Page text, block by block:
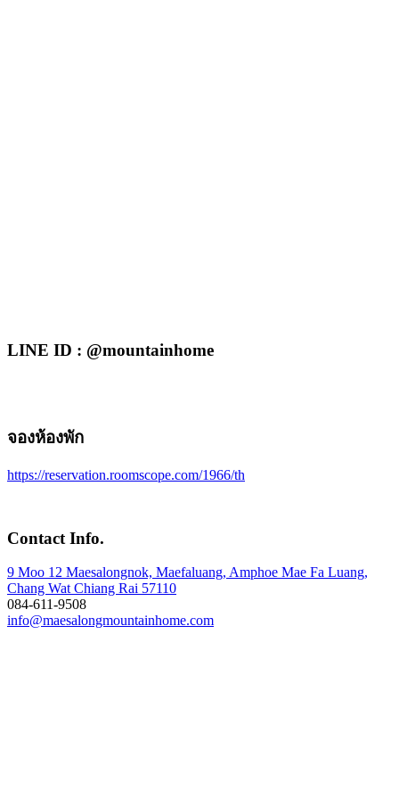
LINE ID : @mountainhome
จองห้องพัก
https://reservation.roomscope.com/1966/th
Contact Info.
9 Moo 12 Maesalongnok, Maefaluang, Amphoe Mae Fa Luang,
Chang Wat Chiang Rai 57110
084-611-9508
info@maesalongmountainhome.com